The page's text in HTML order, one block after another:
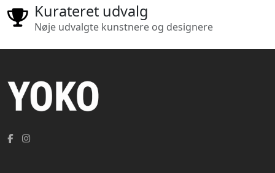
Kurateret udvalg
Nøje udvalgte kunstnere og designere